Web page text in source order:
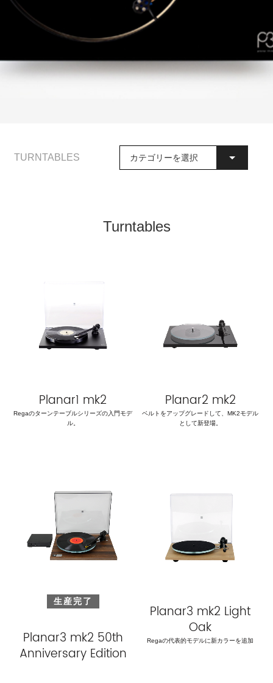
TURNTABLES カテゴリーを選択
Turntables
Planar1 mk2
Regaのターンテーブルシリーズの入門モデ
ル。
Planar2 mk2
ベルトをアップグレードして、MK2モデル
として新登場。
生産完了
Planar3 mk2 50th
Anniversary Edition
Planar3 mk2 Light
Oak
Regaの代表的モデルに新カラーを追加